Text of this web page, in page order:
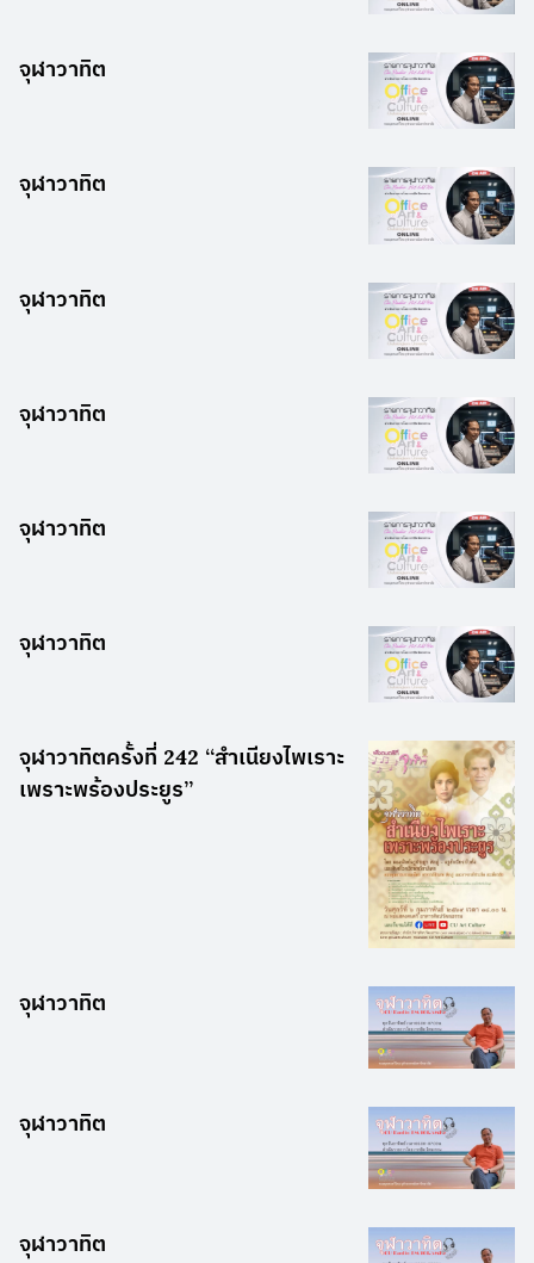
จุฬาวาทิต
จุฬาวาทิต
จุฬาวาทิต
จุฬาวาทิต
จุฬาวาทิต
จุฬาวาทิต
จุฬาวาทิตครั้งที่ 242 “สำเนียงไพเราะ
เพราะพร้องประยูร”
จุฬาวาทิต
จุฬาวาทิต
จุฬาวาทิต